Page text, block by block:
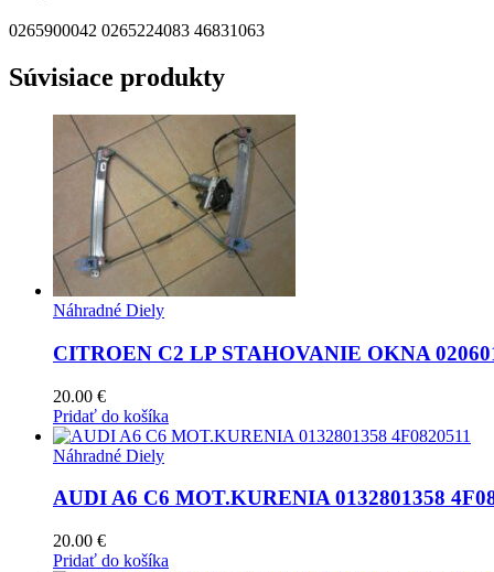
0265900042 0265224083 46831063
Súvisiace produkty
Náhradné Diely
CITROEN C2 LP STAHOVANIE OKNA
20.00 €
Pridať do košíka
Náhradné Diely
AUDI A6 C6 MOT.KURENIA 0132801358
20.00 €
Pridať do košíka